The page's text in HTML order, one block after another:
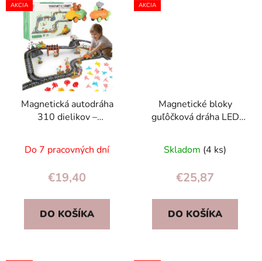
AKCIA
Magnetická autodráha
310 dielikov –
autíčka, STEM
stavebnica
Do 7 pracovných dní
€19,40
DO KOŠÍKA
AKCIA
Magnetické bloky
guľôčková dráha LED
culodrome 105 prvkov
Skladom (4 ks)
€25,87
DO KOŠÍKA